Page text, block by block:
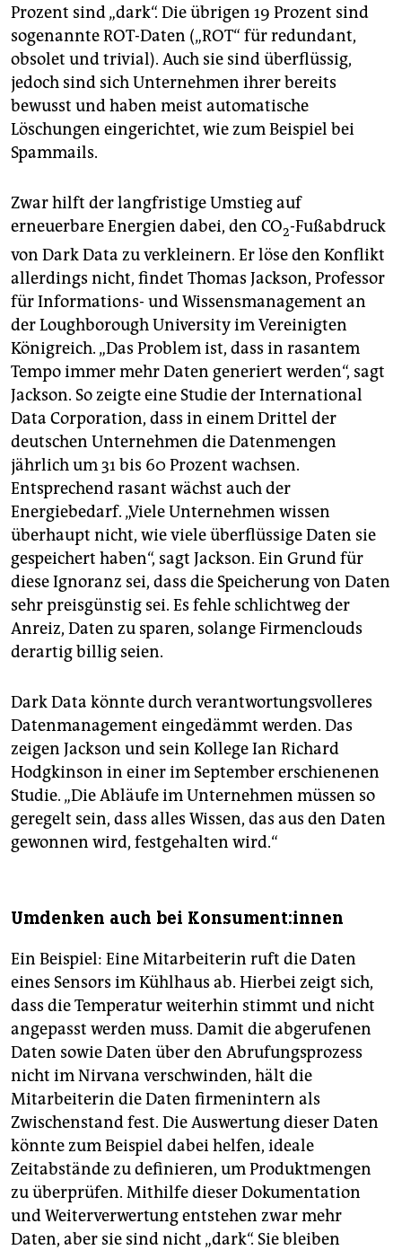
Prozent sind „dark“. Die übrigen 19 Prozent sind
sogenannte ROT-Daten („ROT“ für redundant,
obsolet und trivial). Auch sie sind überflüssig,
jedoch sind sich Unternehmen ihrer bereits
bewusst und haben meist automatische
Löschungen eingerichtet, wie zum Beispiel bei
Spammails.
Zwar hilft der langfristige Umstieg auf
erneuerbare Energien dabei, den CO2-Fußabdruck
von Dark Data zu verkleinern. Er löse den Konflikt
allerdings nicht, findet Thomas Jackson, Professor
für Informations- und Wissensmanagement an
der Loughborough University im Vereinigten
Königreich. „Das Problem ist, dass in rasantem
Tempo immer mehr Daten generiert werden“, sagt
Jackson. So zeigte eine Studie der International
Data Corporation, dass in einem Drittel der
deutschen Unternehmen die Datenmengen
jährlich um 31 bis 60 Prozent wachsen.
Entsprechend rasant wächst auch der
Energiebedarf. „Viele Unternehmen wissen
überhaupt nicht, wie viele überflüssige Daten sie
gespeichert haben“, sagt Jackson. Ein Grund für
diese Ignoranz sei, dass die Speicherung von Daten
sehr preisgünstig sei. Es fehle schlichtweg der
Anreiz, Daten zu sparen, solange Firmenclouds
derartig billig seien.
Dark Data könnte durch verantwortungsvolleres
Datenmanagement eingedämmt werden. Das
zeigen Jackson und sein Kollege Ian Richard
Hodgkinson in einer im September erschienenen
Studie. „Die Abläufe im Unternehmen müssen so
geregelt sein, dass alles Wissen, das aus den Daten
gewonnen wird, festgehalten wird.“
Umdenken auch bei Kon­su­men­t:in­nen
Ein Beispiel: Eine Mitarbeiterin ruft die Daten
eines Sensors im Kühlhaus ab. Hierbei zeigt sich,
dass die Temperatur weiterhin stimmt und nicht
angepasst werden muss. Damit die abgerufenen
Daten sowie Daten über den Abrufungsprozess
nicht im Nirvana verschwinden, hält die
Mitarbeiterin die Daten firmenintern als
Zwischenstand fest. Die Auswertung dieser Daten
könnte zum Beispiel dabei helfen, ideale
Zeitabstände zu definieren, um Produktmengen
zu überprüfen. Mithilfe dieser Dokumentation
und Weiterverwertung entstehen zwar mehr
Daten, aber sie sind nicht „dark“. Sie bleiben